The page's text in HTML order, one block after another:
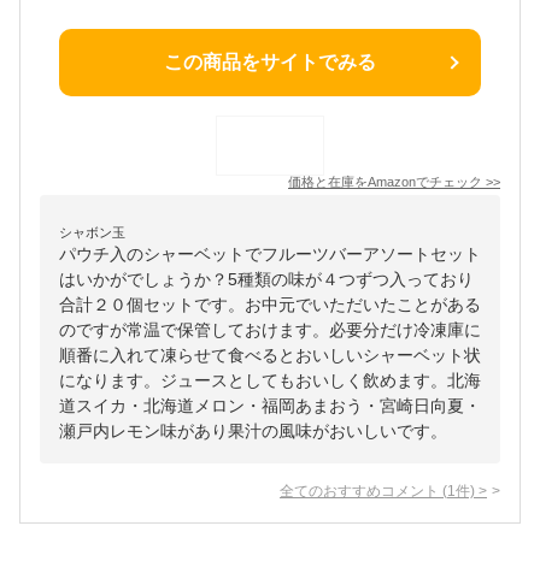
この商品をサイトでみる
価格と在庫をAmazonでチェック >>
シャボン玉
パウチ入のシャーベットでフルーツバーアソートセット
はいかがでしょうか？5種類の味が４つずつ入っており
合計２０個セットです。お中元でいただいたことがある
のですが常温で保管しておけます。必要分だけ冷凍庫に
順番に入れて凍らせて食べるとおいしいシャーベット状
になります。ジュースとしてもおいしく飲めます。北海
道スイカ・北海道メロン・福岡あまおう・宮崎日向夏・
瀬戸内レモン味があり果汁の風味がおいしいです。
全てのおすすめコメント (1 件) >